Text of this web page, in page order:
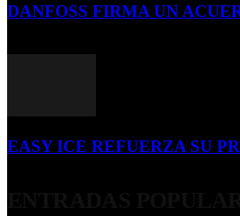
DANFOSS FIRMA UN
EASY ICE REFUERZA SU